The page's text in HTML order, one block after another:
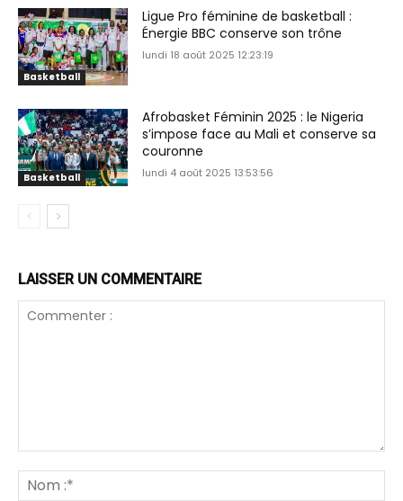
Basketball
Ligue Pro féminine de basketball :
Énergie BBC conserve son trône
lundi 18 août 2025 12:23:19
Basketball
Afrobasket Féminin 2025 : le Nigeria
s’impose face au Mali et conserve sa
couronne
lundi 4 août 2025 13:53:56
LAISSER UN COMMENTAIRE